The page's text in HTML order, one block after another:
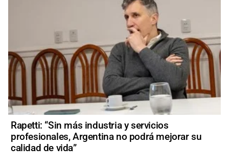
Rapetti: “Sin más industria y servicios
profesionales, Argentina no podrá mejorar su
calidad de vida”